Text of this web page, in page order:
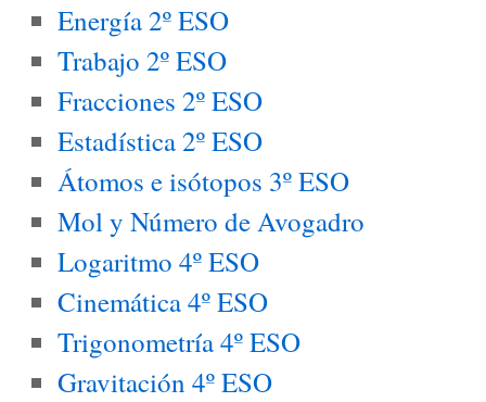
Energía 2º ESO
Trabajo 2º ESO
Fracciones 2º ESO
Estadística 2º ESO
Átomos e isótopos 3º ESO
Mol y Número de Avogadro
Logaritmo 4º ESO
Cinemática 4º ESO
Trigonometría 4º ESO
Gravitación 4º ESO